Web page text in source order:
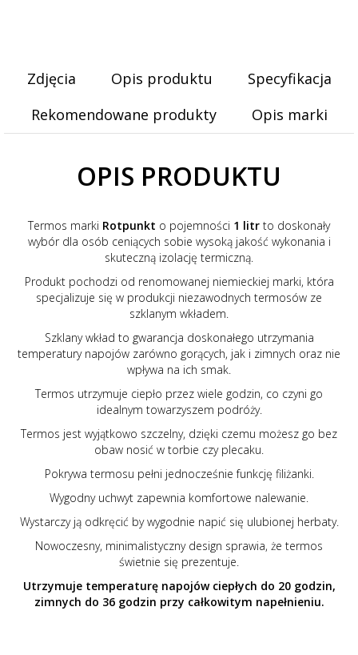
Zdjęcia Opis produktu
Specyfikacja
Rekomendowane produkty
Opis marki
OPIS PRODUKTU
Termos marki Rotpunkt o pojemności 1 litr to doskonały
wybór dla osób ceniących sobie wysoką jakość wykonania i
skuteczną izolację termiczną.
Produkt pochodzi od renomowanej niemieckiej marki, która
specjalizuje się w produkcji niezawodnych termosów ze
szklanym wkładem.
Szklany wkład to gwarancja doskonałego utrzymania
temperatury napojów zarówno gorących, jak i zimnych oraz nie
wpływa na ich smak.
Termos utrzymuje ciepło przez wiele godzin, co czyni go
idealnym towarzyszem podróży.
Termos jest wyjątkowo szczelny, dzięki czemu możesz go bez
obaw nosić w torbie czy plecaku.
Pokrywa termosu pełni jednocześnie funkcję filiżanki.
Wygodny uchwyt zapewnia komfortowe nalewanie.
Wystarczy ją odkręcić by wygodnie napić się ulubionej herbaty.
Nowoczesny, minimalistyczny design sprawia, że termos
świetnie się prezentuje.
Utrzymuje temperaturę napojów ciepłych do 20 godzin,
zimnych do 36 godzin przy całkowitym napełnieniu.